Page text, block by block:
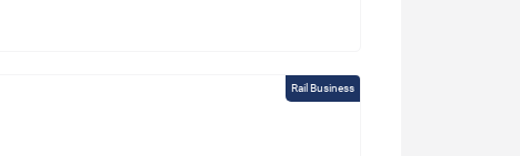
Rail Business